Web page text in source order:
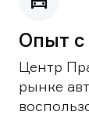
Опыт с
Центр
рынке